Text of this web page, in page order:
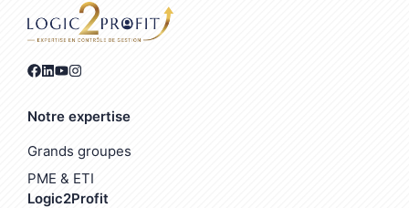
Notre expertise
Grands groupes
PME & ETI
Logic2Profit